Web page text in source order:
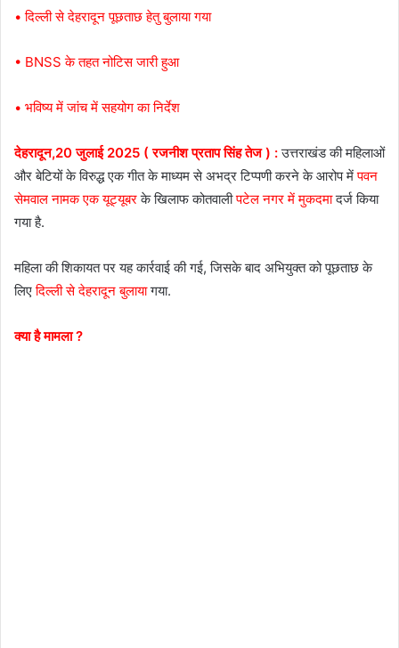
• दिल्ली से देहरादून पूछताछ हेतु बुलाया गया
• BNSS के तहत नोटिस जारी हुआ
• भविष्य में जांच में सहयोग का निर्देश
देहरादून,20 जुलाई 2025 ( रजनीश प्रताप सिंह तेज ) : उत्तराखंड की महिलाओं
और बेटियों के विरुद्ध एक गीत के माध्यम से अभद्र टिप्पणी करने के आरोप मेंपवन
सेमवाल नामक एक यूट्यूबरके खिलाफ कोतवालीपटेल नगर में मुकदमादर्ज किया
गया है.
महिला की शिकायत पर यह कार्रवाई की गई, जिसके बाद अभियुक्त को पूछताछ के
लिएदिल्ली से देहरादून बुलायागया.
क्या है मामला ?